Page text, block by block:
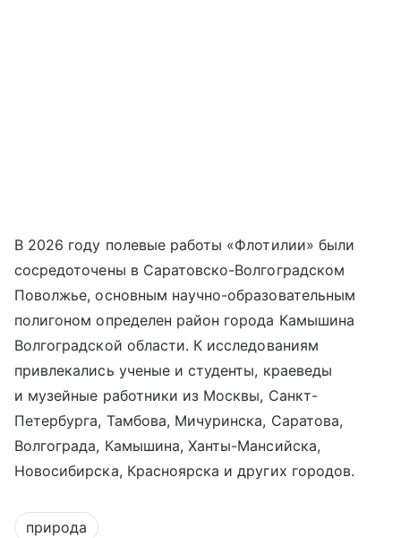
В 2026 году полевые работы «Флотилии» были
сосредоточены в Саратовско-Волгоградском
Поволжье, основным научно-образовательным
полигоном определен район города Камышина
Волгоградской области. К исследованиям
привлекались ученые и студенты, краеведы
и музейные работники из Москвы, Санкт-
Петербурга, Тамбова, Мичуринска, Саратова,
Волгограда, Камышина, Ханты-Мансийска,
Новосибирска, Красноярска и других городов.
природа